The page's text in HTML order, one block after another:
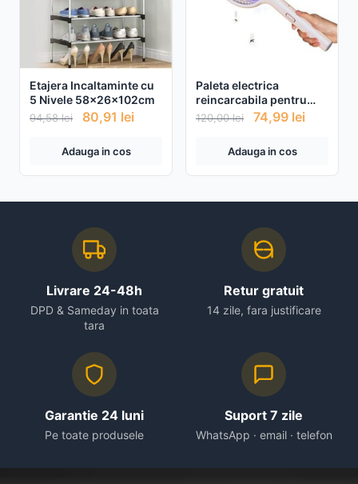
Etajera Incaltaminte cu
5 Nivele 58x26x102cm
94,58lei 80,91 lei
Adauga in cos
Paleta electrica
reincarcabila pentru
tantari si insecte
120,00lei 74,99 lei
Adauga in cos
Livrare 24-48h
DPD & Sameday in toata
tara
Retur gratuit
14 zile, fara justificare
Garantie 24 luni
Pe toate produsele
Suport 7 zile
WhatsApp · email · telefon